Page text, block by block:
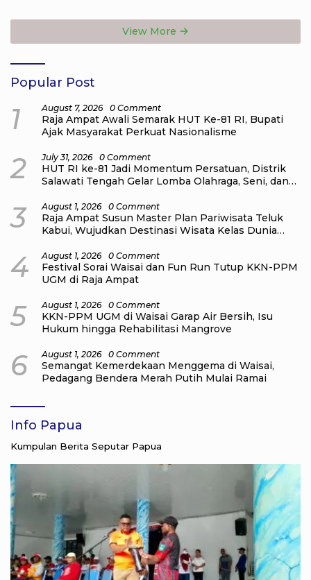
View More
Popular Post
1 August 7, 2026 0 Comment
Raja Ampat Awali Semarak HUT Ke-81 RI, Bupati
Ajak Masyarakat Perkuat Nasionalisme
2 July 31, 2026 0 Comment
HUT RI ke-81 Jadi Momentum Persatuan, Distrik
Salawati Tengah Gelar Lomba Olahraga, Seni, dan
3 August 1, 2026 0 Comment
Raja Ampat Susun Master Plan Pariwisata Teluk
Kabui, Wujudkan Destinasi Wisata Kelas Dunia
4 August 1, 2026 0 Comment
Festival Sorai Waisai dan Fun Run Tutup KKN-PPM
UGM di Raja Ampat
5 August 1, 2026 0 Comment
KKN-PPM UGM di Waisai Garap Air Bersih, Isu
Hukum hingga Rehabilitasi Mangrove
6 August 1, 2026 0 Comment
Semangat Kemerdekaan Menggema di Waisai,
Pedagang Bendera Merah Putih Mulai Ramai
Info Papua
Kumpulan Berita Seputar Papua